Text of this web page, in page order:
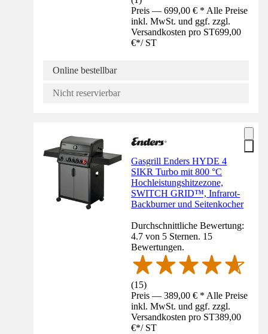
Preis — 699,00 € * Alle Preise
inkl. MwSt. und ggf. zzgl.
Versandkosten pro ST699,00
€*/ ST
Online bestellbar
Nicht reservierbar
Gasgrill Enders HYDE 4
SIKR Turbo mit 800 °C
Hochleistungshitzezone,
SWITCH GRID™, Infrarot-
Backburner und Seitenkocher
Durchschnittliche Bewertung:
4.7 von 5 Sternen. 15
Bewertungen.
(15)
Preis — 389,00 € * Alle Preise
inkl. MwSt. und ggf. zzgl.
Versandkosten pro ST389,00
€*/ ST